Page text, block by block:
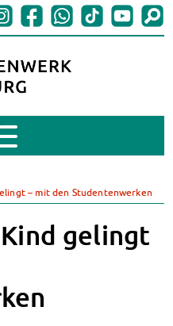
– mit den Studentenwerken
gelingt